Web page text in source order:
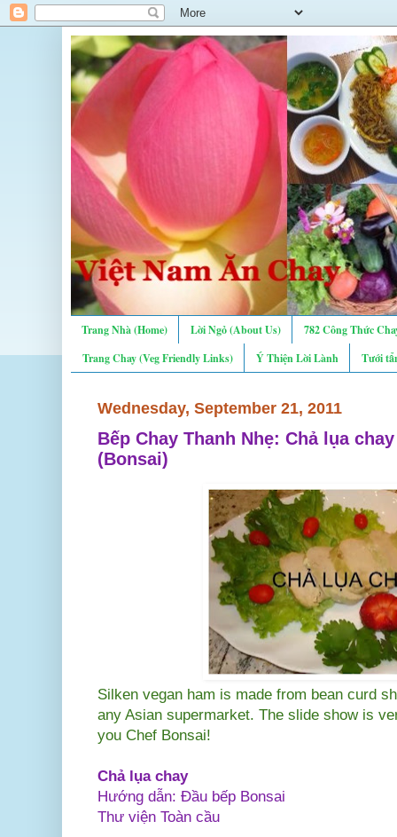
Trang Nhà (Home) Lời Ngỏ (About Us)
782 Công Thức
Trang Chay (Veg Friendly Links)
Ý Thiện Lời Lành Tưới
Wednesday, September 21, 2011
Bếp Chay Thanh Nhẹ: Chả lụa
(Bonsai)
Silken vegan ham is made from bean curd
any Asian supermarket. The slide show is
you Chef Bonsai!
Chả lụa chay
Hướng dẫn: Đầu bếp Bonsai
Thư viện Toàn cầu